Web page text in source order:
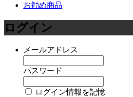
お勧め商品
ログイン
メールアドレス
パスワード
ログイン情報を記憶